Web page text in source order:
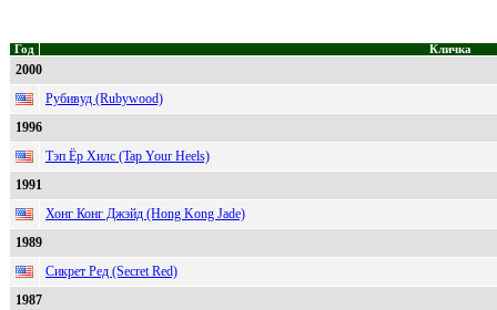
Год Кличка
2000
Рубивуд (Rubywood)
1996
Тэп Ёр Хилс (Tap Your Heels)
1991
Хонг Конг Джэйд (Hong Kong Jade)
1989
Сикрет Ред (Secret Red)
1987